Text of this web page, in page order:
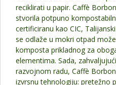
reciklirati u papir. Caffè
stvorila potpuno
certificiranu kao CIC,
se odlaže u mokri otpad
komposta prikladnog za
elementima. Sada,
razvojnom radu, Caffè
izvrsnu tehnologiju: pretežno